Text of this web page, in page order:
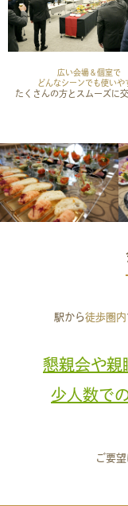
広い会場＆個室で
どんなシーンでも使いや
たくさんの方とスムーズに
駅から徒歩圏内
懇親会や親
少人数で
ご要